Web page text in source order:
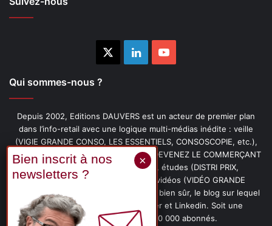
LinkedinYouTube
Qui sommes-nous ?
Depuis 2002, Editions DAUVERS est un acteur de premier plan
dans l’info-retail avec une logique multi-médias inédite : veille
(VIGIE GRANDE CONSO, LES ESSENTIELS, CONSOSCOPIE, etc.),
livres (PENSER-CLIENT, IMAGE-PRIX, DEVENEZ LE COMMERÇANT
PRÉFÉRÉ DE VOS CLIENTS, etc.), études (DISTRI PRIX,
PROMOFLASH, DRIVE INSIGHTS), vidéos (VIDÉO GRANDE
CONSO), podcasts (CAFÉ CONSO) et, bien sûr, le blog sur lequel
vous êtes, ainsi que les fils Twitter et Linkedin. Soit une
communauté de plus de 150 000 abonnés.